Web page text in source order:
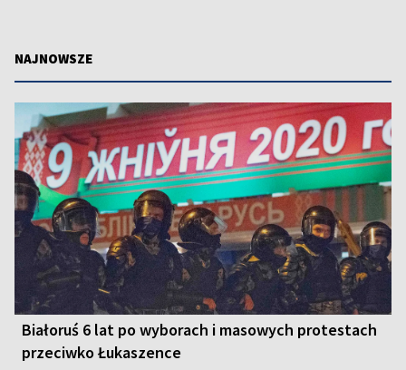
NAJNOWSZE
Białoruś 6 lat po wyborach i masowych protestach
przeciwko Łukaszence